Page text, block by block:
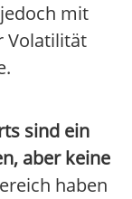
jedoch mit
Volatilität
sind ein
aber keine
haben